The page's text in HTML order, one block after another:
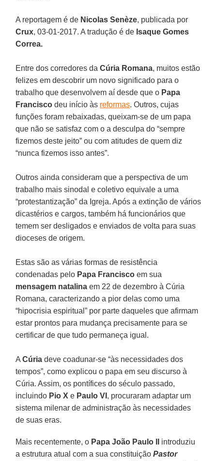
A reportagem é de Nicolas Senèze, publicada por
Crux, 03-01-2017. A tradução é de Isaque Gomes
Correa.
Entre dos corredores daCúria Romana, muitos estão
felizes em descobrir um novo significado para o
trabalho que desenvolvem aí desde que o Papa
Francisco deu início às reformas. Outros, cujas
funções foram rebaixadas, queixam-se de um papa
que não se satisfaz com o a desculpa do “sempre
fizemos deste jeito” ou com atitudes de quem diz
“nunca fizemos isso antes”.
Outros ainda consideram que a perspectiva de um
trabalho mais sinodal e coletivo equivale a uma
“protestantização” da Igreja. Após a extinção de vários
dicastérios e cargos, também há funcionários que
temem ser desligados e enviados de volta para suas
dioceses de origem.
Estas são as várias formas de resistência
condenadas pelo Papa Francisco em sua
mensagem natalina em 22 de dezembro à Cúria
Romana, caracterizando a pior delas como uma
“hipocrisia espiritual” por parte daqueles que afirmam
estar prontos para mudança precisamente para se
certificar de que tudo permaneça igual.
ACúria deve coadunar-se “às necessidades dos
tempos”, como explicou o papa em seu discurso à
Cúria. Assim, os pontífices do século passado,
incluindo Pio X e Paulo VI , procuraram adaptar um
sistema milenar de administração às necessidades
de suas eras.
Mais recentemente, o Papa João Paulo II
introduziu
a estrutura atual com a sua constituiçãoPastor